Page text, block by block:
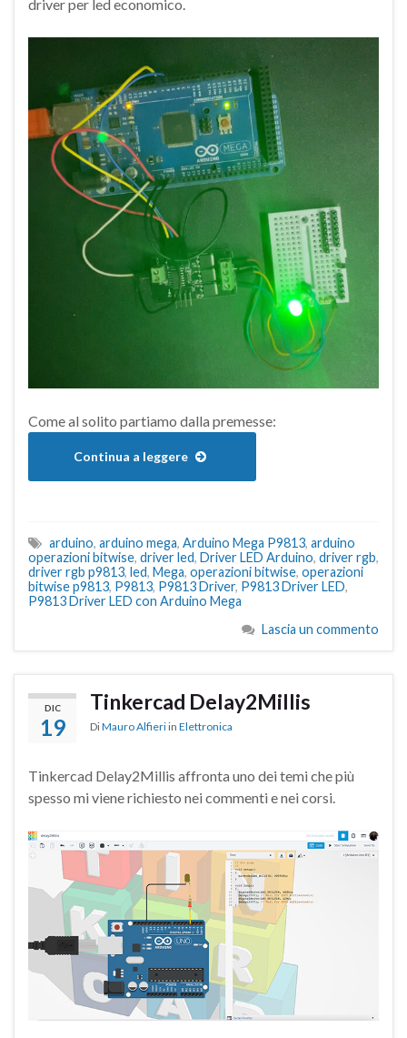
driver per led economico.
Come al solito partiamo dalla premesse:
Continua a leggere
arduino, arduino mega, Arduino Mega P9813, arduino
operazioni bitwise, driver led, Driver LED Arduino, driver rgb,
driver rgb p9813, led, Mega, operazioni bitwise, operazioni
bitwise p9813, P9813, P9813 Driver, P9813 Driver LED,
P9813 Driver LED con Arduino Mega
Lascia un commento
DIC
19
Tinkercad Delay2Millis
DiMauro Alfieri in Elettronica
Tinkercad Delay2Millis affronta uno dei temi che più
spesso mi viene richiesto nei commenti e nei corsi.